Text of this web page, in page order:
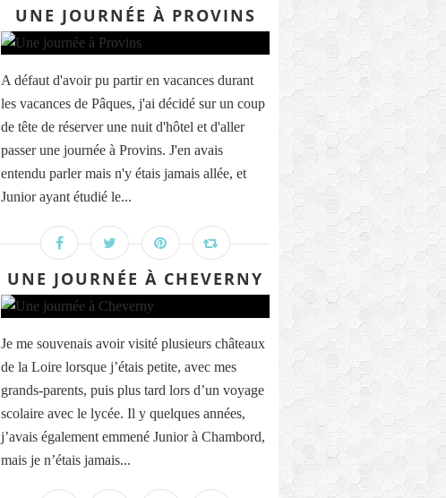
UNE JOURNÉE À PROVINS
A défaut d'avoir pu partir en vacances durant
les vacances de Pâques, j'ai décidé sur un coup
de tête de réserver une nuit d'hôtel et d'aller
passer une journée à Provins. J'en avais
entendu parler mais n'y étais jamais allée, et
Junior ayant étudié le...
UNE JOURNÉE À CHEVERNY
Je me souvenais avoir visité plusieurs châteaux
de la Loire lorsque j’étais petite, avec mes
grands-parents, puis plus tard lors d’un voyage
scolaire avec le lycée. Il y quelques années,
j’avais également emmené Junior à Chambord,
mais je n’étais jamais...